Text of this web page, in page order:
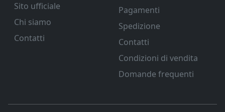
Sito ufficiale
Chi siamo
Contatti
Pagamenti
Spedizione
Contatti
Condizioni di vendita
Domande frequenti